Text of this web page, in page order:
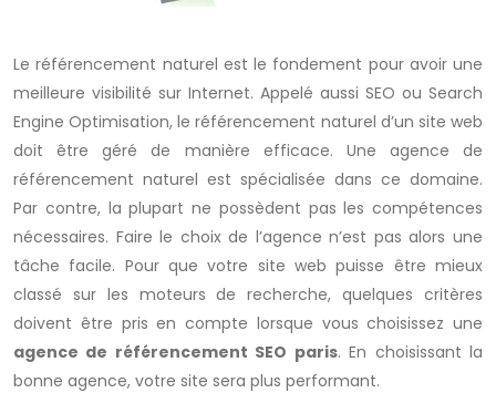
Le référencement naturel est le fondement pour avoir une
meilleure visibilité sur Internet. Appelé aussi SEO ou Search
Engine Optimisation, le référencement naturel d’un site web
doit être géré de manière efficace. Une agence de
référencement naturel est spécialisée dans ce domaine.
Par contre, la plupart ne possèdent pas les compétences
nécessaires. Faire le choix de l’agence n’est pas alors une
tâche facile. Pour que votre site web puisse être mieux
classé sur les moteurs de recherche, quelques critères
doivent être pris en compte lorsque vous choisissez une
agence de référencement SEO paris. En choisissant la
bonne agence, votre site sera plus performant.